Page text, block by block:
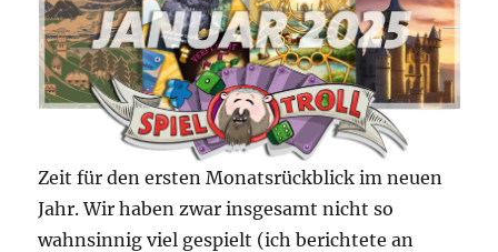
Zeit für den ersten Monatsrückblick im neuen
Jahr. Wir haben zwar insgesamt nicht so
wahnsinnig viel gespielt (ich berichtete an